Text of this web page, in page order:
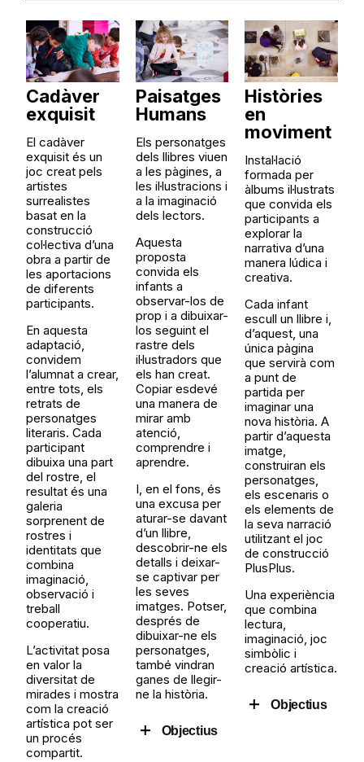
Cadàver
exquisit
El cadàver
exquisit és un
joc creat pels
artistes
surrealistes
basat en la
construcció
col·lectiva d’una
obra a partir de
les aportacions
de diferents
participants.
En aquesta
adaptació,
convidem
l’alumnat a crear,
entre tots, els
retrats de
personatges
literaris. Cada
participant
dibuixa una part
del rostre, el
resultat és una
galeria
sorprenent de
rostres i
identitats que
combina
imaginació,
observació i
treball
cooperatiu.
L’activitat posa
en valor la
diversitat de
mirades i mostra
com la creació
artística pot ser
un procés
compartit.
Paisatges
Humans
Els personatges
dels llibres viuen
a les pàgines, a
les il·lustracions i
a la imaginació
dels lectors.
Aquesta
proposta
convida els
infants a
observar-los de
prop i a dibuixar-
los seguint el
rastre dels
il·lustradors que
els han creat.
Copiar esdevé
una manera de
mirar amb
atenció,
comprendre i
aprendre.
I, en el fons, és
una excusa per
aturar-se davant
d’un llibre,
descobrir-ne els
detalls i deixar-
se captivar per
les seves
imatges. Potser,
després de
dibuixar-ne els
personatges,
també vindran
ganes de llegir-
ne la història.
Objectius
Històries
en
moviment
Instal·lació
formada per
àlbums il·lustrats
que convida els
participants a
explorar la
narrativa d’una
manera lúdica i
creativa.
Cada infant
escull un llibre i,
d’aquest, una
única pàgina
que servirà com
a punt de
partida per
imaginar una
nova història. A
partir d’aquesta
imatge,
construiran els
personatges,
els escenaris o
els elements de
la seva narració
utilitzant el joc
de construcció
PlusPlus.
Una experiència
que combina
lectura,
imaginació, joc
simbòlic i
creació artística.
Objectius